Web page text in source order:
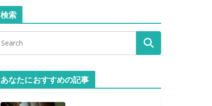
検索
あなたにおすすめの記事